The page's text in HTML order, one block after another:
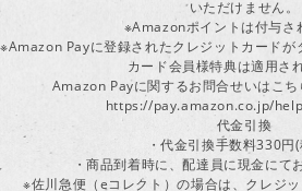
いただけません。
※Amazonポイントは付与さ
※Amazon Payに登録されたクレジットカードが
カード会員様特典は適用さ
Amazon Payに関するお問合せいはこち
https://pay.amazon.co.jp/
代金引換
・代金引換手数料330円(
・商品到着時に、配達員に現金にて
※佐川急便（eコレクト）の場合は、クレジッ